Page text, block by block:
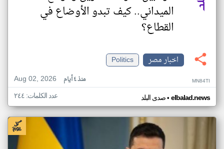
الميداني.. كيف تبدو الأوضاع في
القطاع؟
اخبار مصر
Politics
Aug 02, 2026
منذ ٤ أيام MN84TI
صدى البلد• elbalad.news عدد الكلمات: ٢٤٤